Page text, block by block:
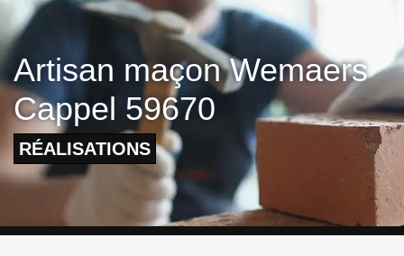
Artisan maçon Wemaers
Cappel 59670
RÉALISATIONS